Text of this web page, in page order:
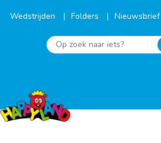
naarWedstrijden Folders Nieuwsbrief
Op